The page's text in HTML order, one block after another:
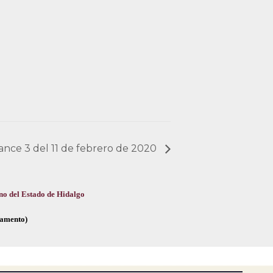
3 del 11 de febrero de 2020
del Estado de Hidalgo